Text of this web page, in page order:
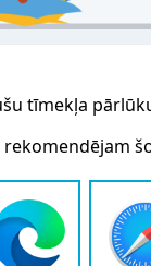
tīmekļa